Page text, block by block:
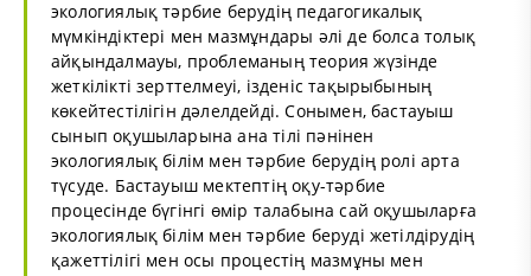
экологиялық тәрбие берудің педагогикалық
мүмкіндіктері мен мазмұндары әлі де болса толық
айқындалмауы, проблеманың теория жүзінде
жеткілікті зерттелмеуі, ізденіс тақырыбының
көкейтестілігін дәлелдейді. Сонымен, бастауыш
сынып оқушыларына ана тілі пәнінен
экологиялық білім мен тәрбие берудің ролі арта
түсуде. Бастауыш мектептің оқу-тәрбие
процесінде бүгінгі өмір талабына сай оқушыларға
экологиялық білім мен тәрбие беруді жетілдірудің
қажеттілігі мен осы процестің мазмұны мен